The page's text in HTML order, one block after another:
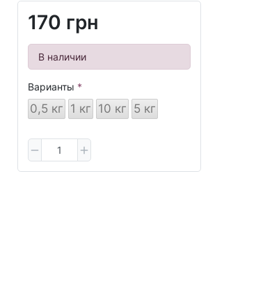
170 грн
В наличии
Варианты
0,5 кг 1 кг 10 кг 5 кг